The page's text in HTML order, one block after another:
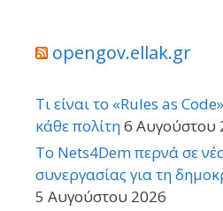
opengov.ellak.gr
Τι είναι το «Rules as
κάθε πολίτη6 Αυγούστου
Το Nets4Dem περνά σε
συνεργασίας για τη
5 Αυγούστου 2026